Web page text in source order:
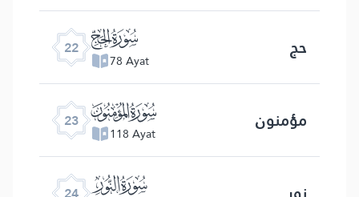
22 ﮢ
78 Ayat حج
23 ﮣ
118 Ayat مؤمنون
ﮤ